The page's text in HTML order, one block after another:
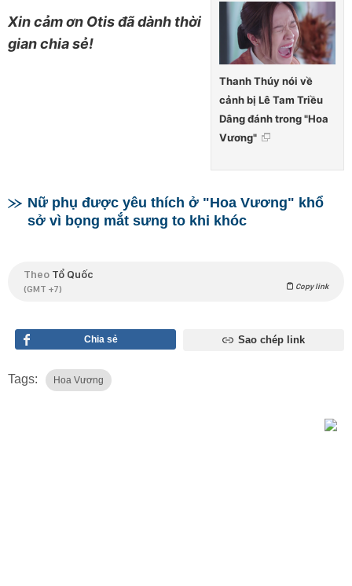
Thanh Thúy nói về
cảnh bị Lê Tam Triều
Dâng đánh trong "Hoa
Vương"
Xin cảm ơn Otis đã dành thời
gian chia sẻ!
Nữ phụ được yêu thích ở "Hoa Vương" khổ
sở vì bọng mắt sưng to khi khóc
Theo Tổ Quốc
(GMT +7) Copy link
Chia sẻ Sao chép link
Tags: Hoa Vương